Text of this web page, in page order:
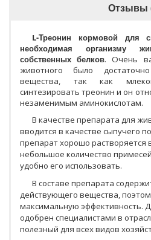
Отзывы
L-Треонин кормовой для
необходимая организму
собственных белков. Очень
животного было
вещества, так как
синтезировать треонин и он
незаменимым аминокислотам.
В качестве препарата для
вводится в качестве сыпучего
препарат хорошо растворяется
небольшое количество
удобно его использовать.
В составе препарата
действующего вещества,
максимальную эффективность.
одобрен специалистами в
полезный для всех видов